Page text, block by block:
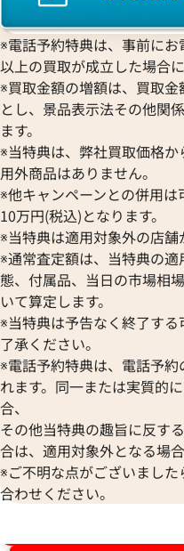
ヴァンクリーフ&アーペル
アルハンブラ ネックレス
参考買取価格
702,000円
2025年4月17日時点
ヴァンクリーフ&アーペル
※電話予約特典は、事前に
以上の買取が成立した場合に
※買取金額の増額は、買取
とし、景品表示法その他関
ます。
※当特典は、弊社買取価格
用外商品はありません。
※他キャンペーンとの併用
10万円(税込)となります。
※当特典は適用対象外の店舗
※通常査定額は、当特典の
態、付属品、当日の市場相
いて算定します。
※当特典は予告なく終了す
了承ください。
※電話予約特典は、電話予
れます。同一または実質的
合、
その他当特典の趣旨に反す
合は、適用対象外となる場合
※ご不明な点がございまし
合わせください。